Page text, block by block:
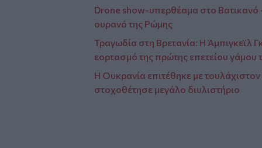
Drone show-υπερθέαμα στο Βατικανό
ουρανό της Ρώμης
Τραγωδία στη Βρετανία: Η Άμπιγκεϊλ
εορτασμό της πρώτης επετείου γάμου
Η Ουκρανία επιτέθηκε με
στοχοθέτησε μεγάλο διυλιστήριο